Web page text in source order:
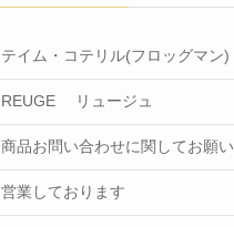
テイム・コテリル(フロッグマン)
REUGE リュージュ
商品お問い合わせに関してお願い
営業しております